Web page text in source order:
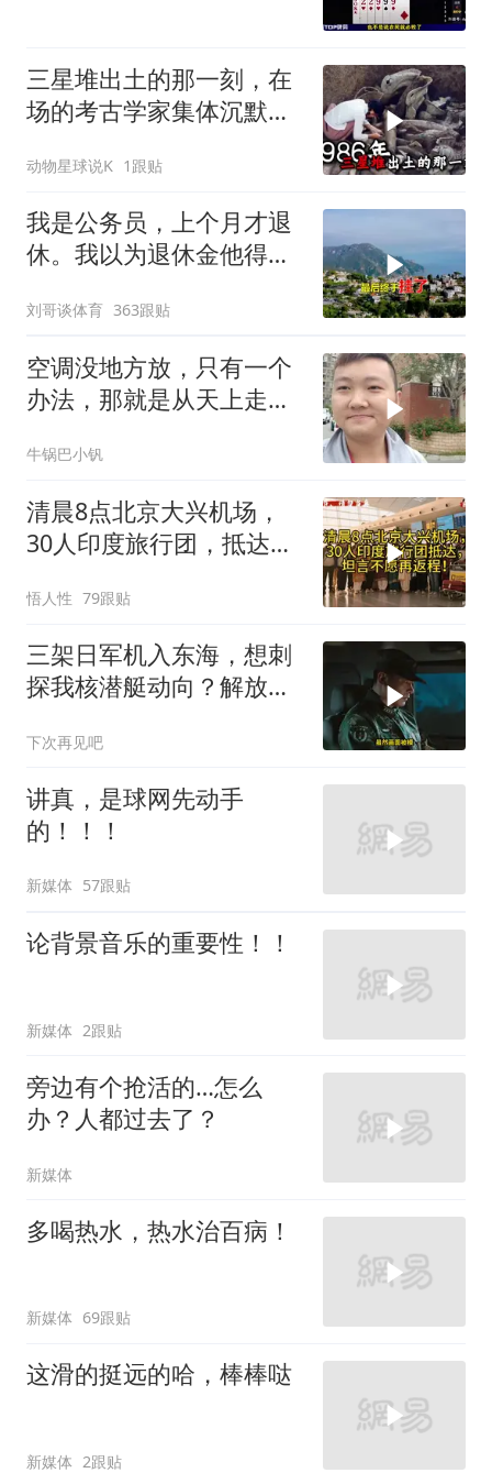
三星堆出土的那一刻，在
场的考古学家集体沉默
动物星球说K 1跟贴
我是公务员，上个月才退
休。我以为退休金他得有
刘哥谈体育 363跟贴
空调没地方放，只有一个
办法，那就是从天上走，
牛锅巴小钒
清晨8点北京大兴机场，
30人印度旅行团，抵达，
悟人性 79跟贴
三架日军机入东海，想刺
探我核潜艇动向？解放军
下次再见吧
讲真，是球网先动手
的！！！
新媒体 57跟贴
论背景音乐的重要性！！
新媒体 2跟贴
旁边有个抢活的…怎么
办？人都过去了？
新媒体
多喝热水，热水治百病！
新媒体 69跟贴
这滑的挺远的哈，棒棒哒
新媒体 2跟贴